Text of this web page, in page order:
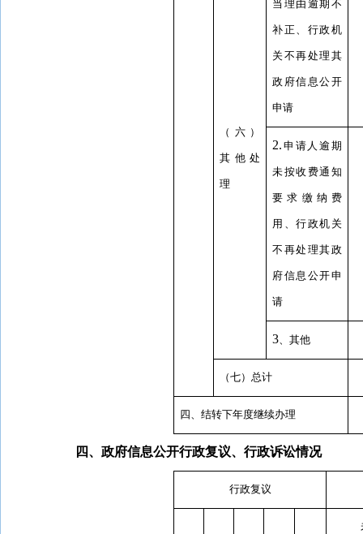
（六）
其他处
理
当理由逾期不
补正、行政机
关不再处理其
政府信息公开
申请
2. 申请人逾期
未按收费通知
要求缴纳费
用、行政机关
不再处理其政
府信息公开申
请
3、其他
（七）总计
四、结转下年度继续办理
四、政府信息公开行政复议、行政诉讼情况
行政复议